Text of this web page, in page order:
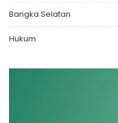
Bangka Selatan
Hukum